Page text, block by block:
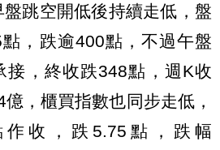
跳空開低後持續走低，盤
，跌逾400點，不過午盤
接，終收跌348點，週K收
，櫃買指數也同步走低，
作收，跌5.75點，跌幅